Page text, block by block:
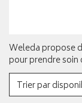
Weleda propose
pour prendre
Trier par